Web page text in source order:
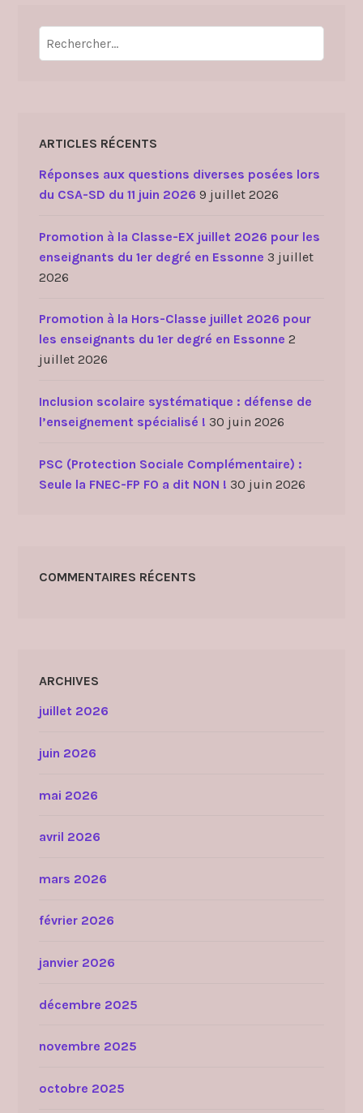
Rechercher :
ARTICLES RÉCENTS
Réponses aux questions diverses posées lors
du CSA-SD du 11 juin 2026 9 juillet 2026
Promotion à la Classe-EX juillet 2026 pour les
enseignants du 1er degré en Essonne 3 juillet
2026
Promotion à la Hors-Classe juillet 2026 pour
les enseignants du 1er degré en Essonne 2
juillet 2026
Inclusion scolaire systématique : défense de
l’enseignement spécialisé ! 30 juin 2026
PSC (Protection Sociale Complémentaire) :
Seule la FNEC-FP FO a dit NON ! 30 juin 2026
COMMENTAIRES RÉCENTS
ARCHIVES
juillet 2026
juin 2026
mai 2026
avril 2026
mars 2026
février 2026
janvier 2026
décembre 2025
novembre 2025
octobre 2025